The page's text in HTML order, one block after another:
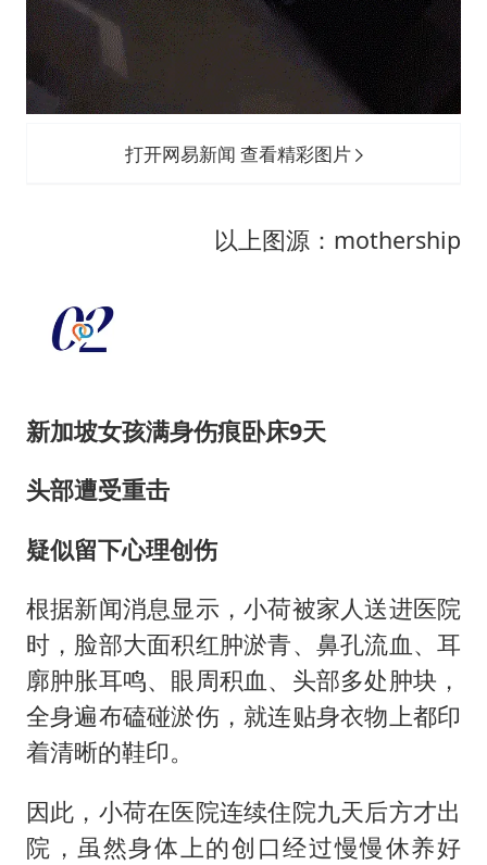
打开网易新闻 查看精彩图片
以上图源：mothership
新加坡女孩满身伤痕卧床9天
头部遭受重击
疑似留下心理创伤
根据新闻消息显示，小荷被家人送进医院
时，脸部大面积红肿淤青、鼻孔流血、耳
廓肿胀耳鸣、眼周积血、头部多处肿块，
全身遍布磕碰淤伤，就连贴身衣物上都印
着清晰的鞋印。
因此，小荷在医院连续住院九天后方才出
院，虽然身体上的创口经过慢慢休养好